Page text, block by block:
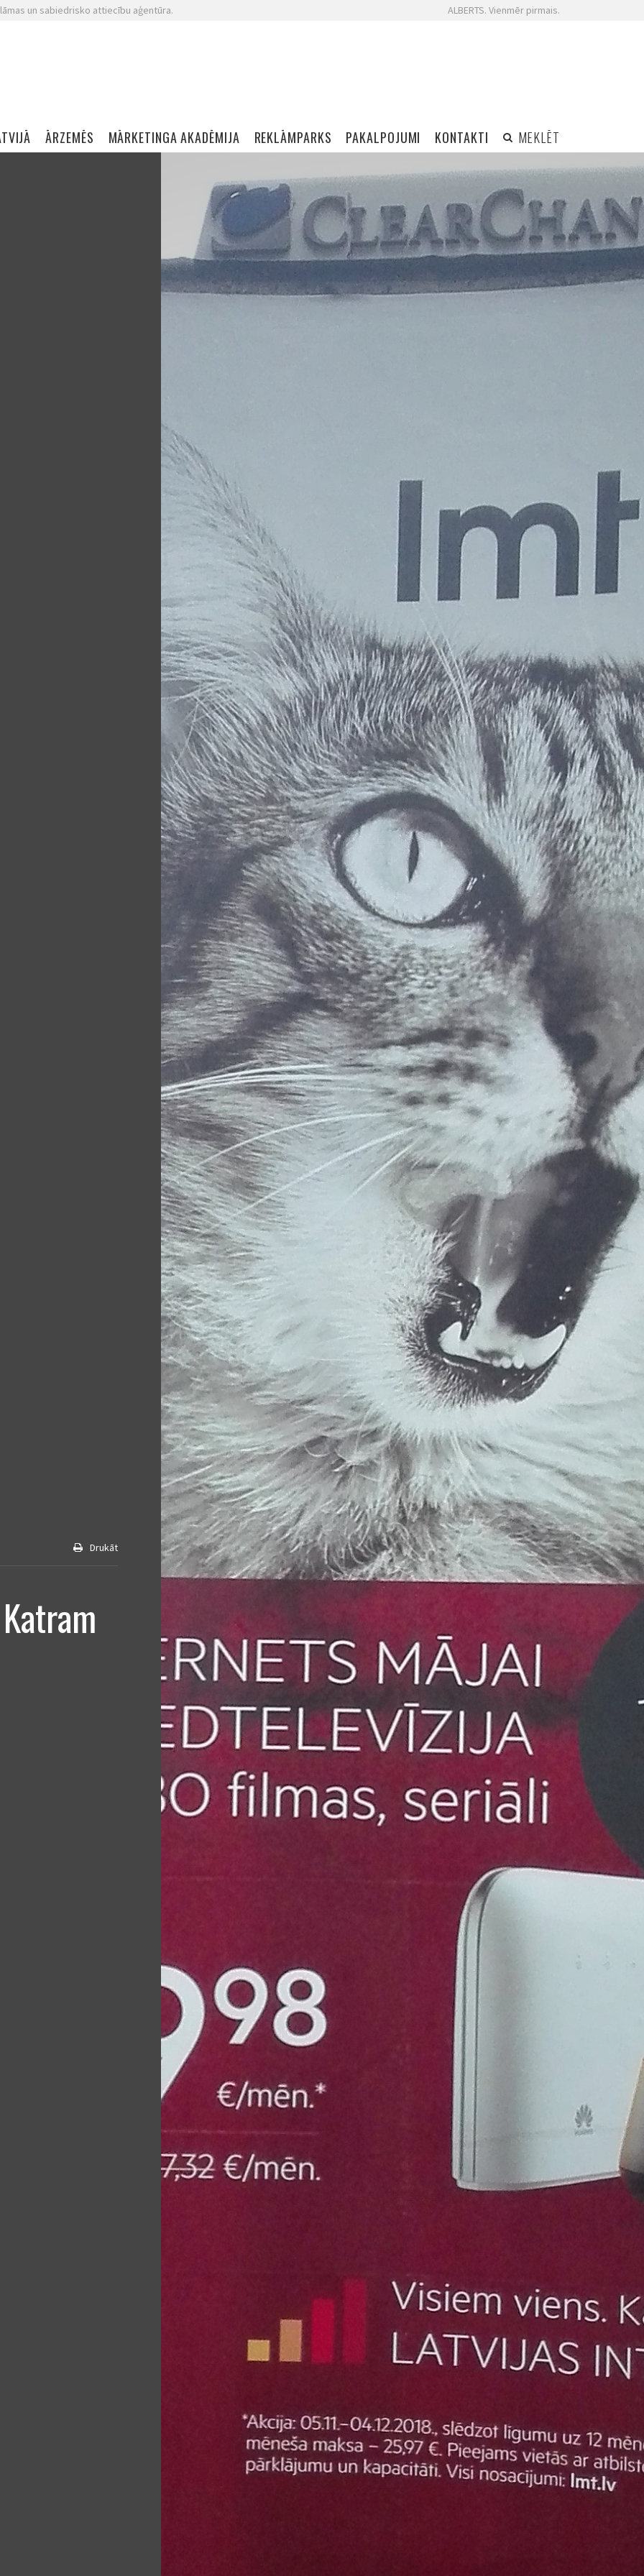
un sabiedrisko attiecību aģentūra. ALBERTS. Vienmēr pirmais.
ĀRZEMĒS MĀRKETINGA AKADĒMIJA REKLĀMPARKS PAKALPOJUMI KONTAKTI MEKLĒT
Drukāt